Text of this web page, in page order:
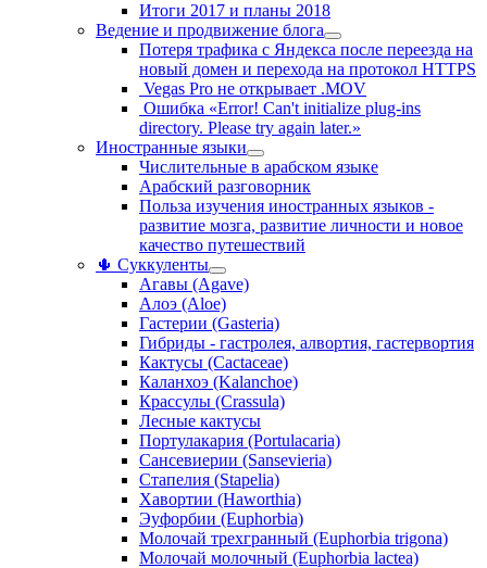
Итоги 2017 и планы 2018
Ведение и продвижение блога
Потеря трафика с Яндекса после переезда на
новый домен и перехода на протокол HTTPS
Vegas Pro не открывает .MOV
Ошибка «Error! Can't initialize plug-ins
directory. Please try again later.»
Иностранные языки
Числительные в арабском языке
Арабский разговорник
Польза изучения иностранных языков -
развитие мозга, развитие личности и новое
качество путешествий
🌵 Суккуленты
Агавы (Agave)
Алоэ (Aloe)
Гастерии (Gasteria)
Гибриды - гастролея, алвортия, гастервортия
Кактусы (Cactaceae)
Каланхоэ (Kalanchoe)
Крассулы (Crassula)
Лесные кактусы
Портулакария (Portulacaria)
Сансевиерии (Sansevieria)
Стапелия (Stapelia)
Хавортии (Haworthia)
Эуфорбии (Euphorbia)
Молочай трехгранный (Euphorbia trigona)
Молочай молочный (Euphorbia lactea)